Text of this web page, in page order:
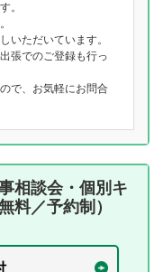
。
いただいています。
張でのご登録も行っ
で、お気軽にお問合
相談会・個別キ
料／予約制）